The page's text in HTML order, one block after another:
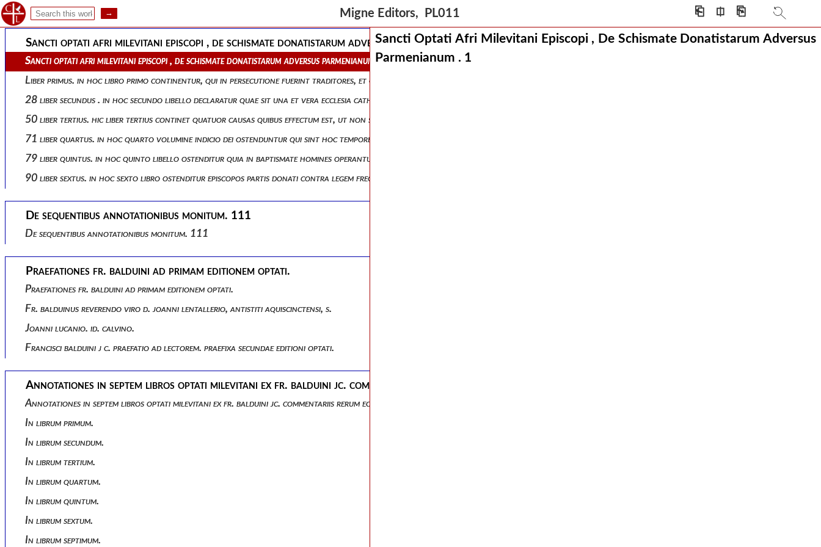
Migne Editors, PL011 ⎗ ⎅ ⎘
Codices manuscripti
Sancti optati afri milevitani episcopi , de schismate donatistarum adversus parmenianum . 1
Sancti optati afri milevitani episcopi , de schismate donatistarum adversus parmenianum . 1
Liber primus. in hoc libro primo continentur, qui in persecutione fuerint traditores, et causae schismatis, et ubi, et a quibus schisma sit factum. .
28 liber secundus . in hoc secundo libello declaratur quae sit una et vera ecclesia catholica, et ubi et apud quos maneat, et quinque dotes ecclesiae
50 liber tertius. hic liber tertius continet quatuor causas quibus effectum est, ut non sine asperitate unitas fieret. prima, quod basilicas schismati
71 liber quartus. in hoc quarto volumine indicio dei ostenduntur qui sint hoc tempore peccatores et quia deus per jeremiam prophetam judaeis irascitu
79 liber quintus. in hoc quinto libello ostenditur quia in baptismate homines operantur, et quia deus lavat, et christus ejus dat quod in baptismate a
90 liber sextus. in hoc sexto libro ostenditur episcopos partis donati contra legem fregisse altaria, et inconsiderate conflasse, et passim vendidisse
De sequentibus annotationibus monitum. 111
De sequentibus annotationibus monitum. 111
Praefationes fr. balduini ad primam editionem optati.
Praefationes fr. balduini ad primam editionem optati.
Fr. balduinus reverendo viro d. joanni lentallerio, antistiti aquiscinctensi, s.
Joanni lucanio. id. calvino.
Francisci balduini j c. praefatio ad lectorem. praefixa secundae editioni optati.
Annotationes in septem libros optati milevitani ex fr. balduini jc. commentariis rerum ecclesiasticarum.
Annotationes in septem libros optati milevitani ex fr. balduini jc. commentariis rerum ecclesiasticarum.
In librum primum.
In librum secundum.
In librum tertium.
In librum quartum.
In librum quintum.
In librum sextum.
In librum septimum.
Sancti Optati Afri Milevitani Episcopi , De Schismate Donatistarum Adversus
Parmenianum . 1